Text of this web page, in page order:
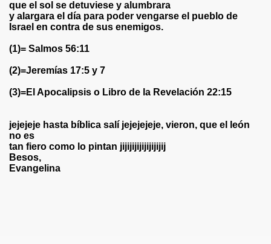
que el sol se detuviese y alumbrara
y alargara el día para poder vengarse el pueblo de
Israel en contra de sus enemigos.
(1)= Salmos 56:11
(2)=Jeremías 17:5 y 7
(3)=El Apocalipsis o Libro de la Revelación 22:15
jejejeje hasta bíblica salí jejejejeje, vieron, que el león
no es
tan fiero como lo pintan jijijijijijijijijij
Besos,
Evangelina
Y POEMAS ILUSTRADOS---
REFRANES, CITAS***
REFRANES, CITAS*****
, ILUSTRACIONES
REFRANES, CITAS, POEMAS Y OTRAS